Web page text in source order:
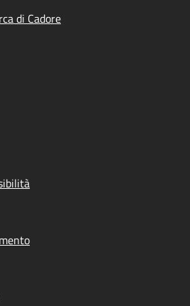
di Cadore